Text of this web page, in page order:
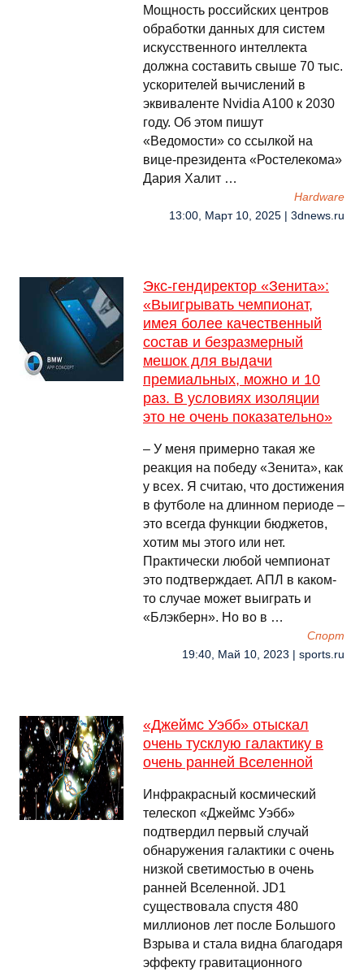
Мощность российских центров
обработки данных для систем
искусственного интеллекта
должна составить свыше 70 тыс.
ускорителей вычислений в
эквиваленте Nvidia A100 к 2030
году. Об этом пишут
«Ведомости» со ссылкой на
вице-президента «Ростелекома»
Дария Халит …
Hardware
13:00, Март 10, 2025 | 3dnews.ru
Экс-гендиректор «Зенита»:
«Выигрывать чемпионат,
имея более качественный
состав и безразмерный
мешок для выдачи
премиальных, можно и 10
раз. В условиях изоляции
это не очень показательно»
– У меня примерно такая же
реакция на победу «Зенита», как
у всех. Я считаю, что достижения
в футболе на длинном периоде –
это всегда функции бюджетов,
хотим мы этого или нет.
Практически любой чемпионат
это подтверждает. АПЛ в каком-
то случае может выиграть и
«Блэкберн». Но во в …
Спорт
19:40, Май 10, 2023 | sports.ru
«Джеймс Уэбб» отыскал
очень тусклую галактику в
очень ранней Вселенной
Инфракрасный космический
телескоп «Джеймс Уэбб»
подтвердил первый случай
обнаружения галактики с очень
низкой светимостью в очень
ранней Вселенной. JD1
существовала спустя 480
миллионов лет после Большого
Взрыва и стала видна благодаря
эффекту гравитационного